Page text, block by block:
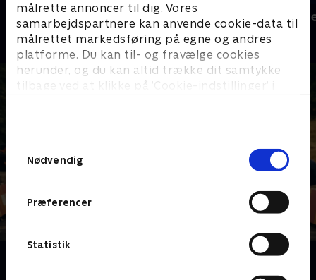
målrette annoncer til dig. Vores
samarbejdspartnere kan anvende cookie-data til
målrettet markedsføring på egne og andres
platforme. Du kan til- og fravælge cookies
herunder, og du kan altid trække dit samtykke
tilbage ved at klikke på ’Cookie-indstillinger’ i
Nødvendig
Præferencer
Statistik
Sport Fokus
Sport Sport